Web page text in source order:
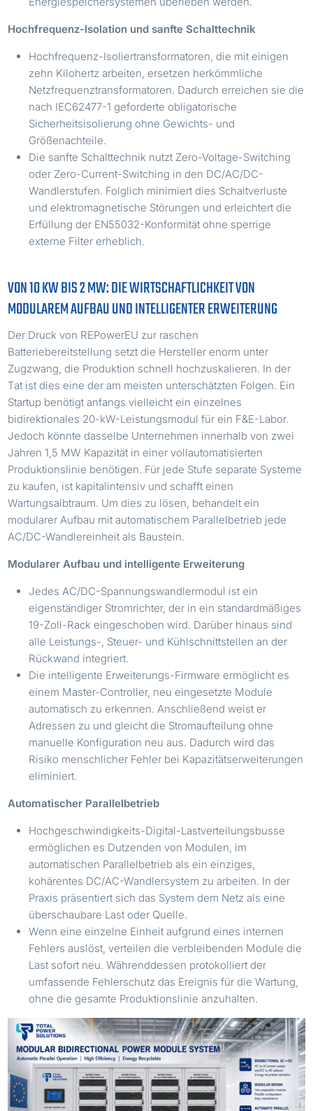
Hochfrequenz-Isolation und sanfte Schalttechnik
Hochfrequenz-Isoliertransformatoren, die mit einigen
zehn Kilohertz arbeiten, ersetzen herkömmliche
Netzfrequenztransformatoren. Dadurch erreichen sie die
nach IEC62477-1 geforderte obligatorische
Sicherheitsisolierung ohne Gewichts- und
Größenachteile.
Die sanfte Schalttechnik nutzt Zero-Voltage-Switching
oder Zero-Current-Switching in den DC/AC/DC-
Wandlerstufen. Folglich minimiert dies Schaltverluste
und elektromagnetische Störungen und erleichtert die
Erfüllung der EN55032-Konformität ohne sperrige
externe Filter erheblich.
VON 10 KW BIS 2 MW: DIE WIRTSCHAFTLICHKEIT VON
MODULAREM AUFBAU UND INTELLIGENTER ERWEITERUNG
Der Druck von REPowerEU zur raschen
Batteriebereitstellung setzt die Hersteller enorm unter
Zugzwang, die Produktion schnell hochzuskalieren. In der
Tat ist dies eine der am meisten unterschätzten Folgen. Ein
Startup benötigt anfangs vielleicht ein einzelnes
bidirektionales 20-kW-Leistungsmodul für ein F&E-Labor.
Jedoch könnte dasselbe Unternehmen innerhalb von zwei
Jahren 1,5 MW Kapazität in einer vollautomatisierten
Produktionslinie benötigen. Für jede Stufe separate Systeme
zu kaufen, ist kapitalintensiv und schafft einen
Wartungsalbtraum. Um dies zu lösen, behandelt ein
modularer Aufbau mit automatischem Parallelbetrieb jede
AC/DC-Wandlereinheit als Baustein.
Modularer Aufbau und intelligente Erweiterung
Jedes AC/DC-Spannungswandlermodul ist ein
eigenständiger Stromrichter, der in ein standardmäßiges
19-Zoll-Rack eingeschoben wird. Darüber hinaus sind
alle Leistungs-, Steuer- und Kühlschnittstellen an der
Rückwand integriert.
Die intelligente Erweiterungs-Firmware ermöglicht es
einem Master-Controller, neu eingesetzte Module
automatisch zu erkennen. Anschließend weist er
Adressen zu und gleicht die Stromaufteilung ohne
manuelle Konfiguration neu aus. Dadurch wird das
Risiko menschlicher Fehler bei Kapazitätserweiterungen
eliminiert.
Automatischer Parallelbetrieb
Hochgeschwindigkeits-Digital-Lastverteilungsbusse
ermöglichen es Dutzenden von Modulen, im
automatischen Parallelbetrieb als ein einziges,
kohärentes DC/AC-Wandlersystem zu arbeiten. In der
Praxis präsentiert sich das System dem Netz als eine
überschaubare Last oder Quelle.
Wenn eine einzelne Einheit aufgrund eines internen
Fehlers auslöst, verteilen die verbleibenden Module die
Last sofort neu. Währenddessen protokolliert der
umfassende Fehlerschutz das Ereignis für die Wartung,
ohne die gesamte Produktionslinie anzuhalten.